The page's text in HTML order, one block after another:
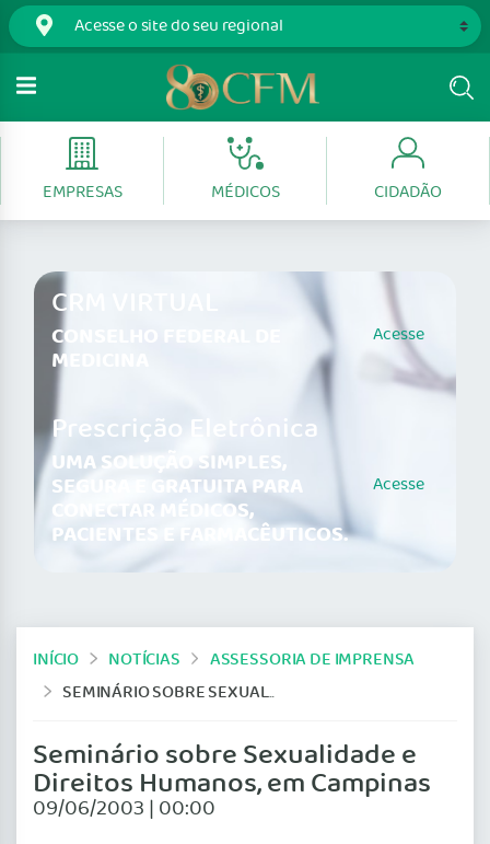
EMPRESAS MÉDICOS CIDADÃO
CRM VIRTUAL
CONSELHO FEDERAL DE
MEDICINA
Acesse
Prescrição Eletrônica
UMA SOLUÇÃO SIMPLES,
SEGURA E GRATUITA PARA
CONECTAR MÉDICOS,
PACIENTES E FARMACÊUTICOS.
Acesse
INÍCIO NOTÍCIAS
ASSESSORIA DE IMPRENSA
SEMINÁRIO SOBRE SEXUALIDADE E DIREITOS HUMANOS, EM CAMPINAS
Seminário sobre Sexualidade e
Direitos Humanos, em Campinas
09/06/2003 | 00:00